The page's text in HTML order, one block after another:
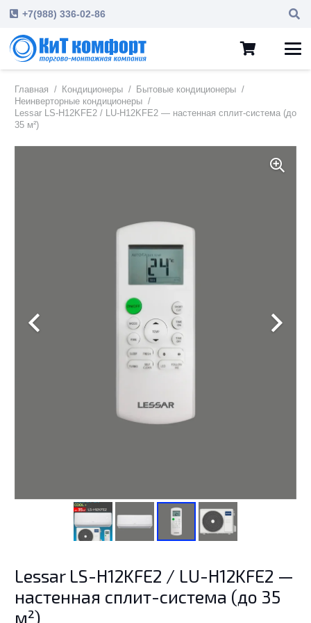
+7(988) 336-02-86
Главная / Кондиционеры / Бытовые кондиционеры /
Неинверторные кондиционеры /
Lessar LS-H12KFE2 / LU-H12KFE2 — настенная сплит-система (до
35 м²)
Lessar LS-H12KFE2 / LU-H12KFE2 —
настенная сплит-система (до 35
м²)